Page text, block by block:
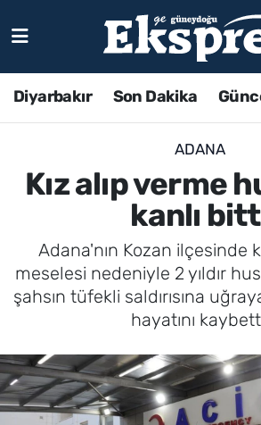
Diyarbakır Son Dakika
ADANA
Kız alıp verme
kanlı
Adana'nın Kozan ilçesinde
meselesi nedeniyle 2 yıldır
şahsın tüfekli saldırısına
hayatını